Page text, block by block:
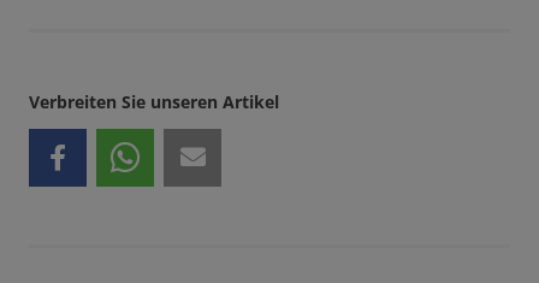
Verbreiten Sie unseren Artikel